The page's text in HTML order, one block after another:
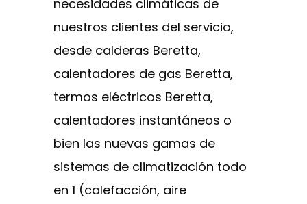
necesidades climáticas de
nuestros clientes del servicio,
desde calderas Beretta,
calentadores de gas Beretta,
termos eléctricos Beretta,
calentadores instantáneos o
bien las nuevas gamas de
sistemas de climatización todo
en 1 (calefacción, aire